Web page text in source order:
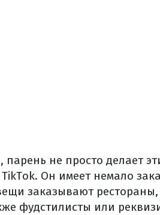
парень не просто делает
Он имеет немало
заказывают
фудстилисты или